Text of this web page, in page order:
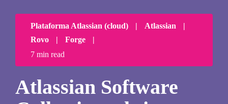
Plataforma Atlassian (cloud) | Atlassian
|
Rovo
| Forge
|
7 min read
Atlassian Software